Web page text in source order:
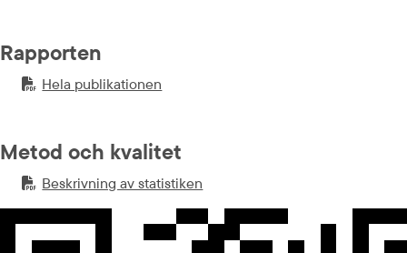
Rapporten
PDF-fil.
Hela publikationen
pdf, 161.9 kB.
Metod och kvalitet
PDF-fil.
Beskrivning av statistiken
pdf, 103.5 kB.